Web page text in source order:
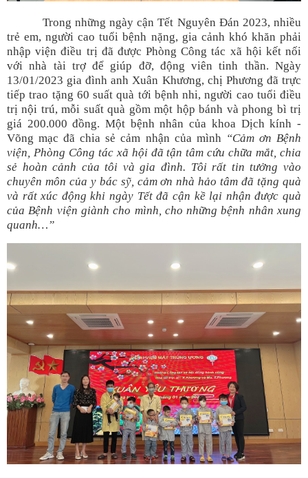
Trong những ngày cận Tết Nguyên Đán 2023, nhiều
trẻ em, người cao tuổi bệnh nặng, gia cảnh khó khăn phải
nhập viện điều trị đã được Phòng Công tác xã hội kết nối
với nhà tài trợ để giúp đỡ, động viên tinh thần. Ngày
13/01/2023 gia đình anh Xuân Khương, chị Phương đã trực
tiếp trao tặng 60 suất quà tới bệnh nhi, người cao tuổi điều
trị nội trú, mỗi suất quà gồm một hộp bánh và phong bì trị
giá 200.000 đồng. Một bệnh nhân của khoa Dịch kính -
Võng mạc đã chia sẻ cảm nhận của mình “Cảm ơn Bệnh
viện, Phòng Công tác xã hội đã tận tâm cứu chữa mắt, chia
sẻ hoàn cảnh của tôi và gia đình. Tôi rất tin tưởng vào
chuyên môn của y bác sỹ, cảm ơn nhà hảo tâm đã tặng quà
và rất xúc động khi ngày Tết đã cận kề lại nhận được quà
của Bệnh viện giành cho mình, cho những bệnh nhân xung
quanh…”